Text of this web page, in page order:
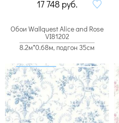
17 748 руб.
Обои Wallquest Alice and Rose
VI81202
8.2м*0.68м, подгон 35см